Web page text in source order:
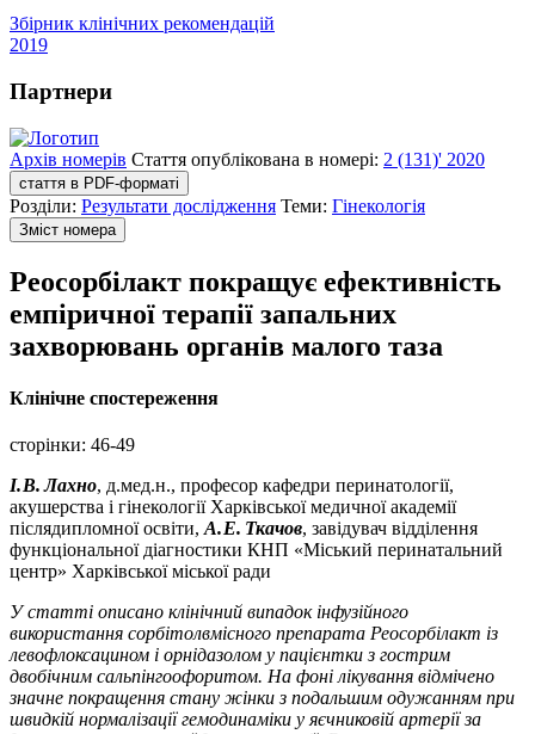
Збірник клінічних рекомендацій
2019
Партнери
Архів номерів Стаття опублікована в номері: 2 (131)' 2020
стаття в PDF-форматі
Розділи: Результати дослідження Теми: Гінекологія
Зміст номера
Реосорбілакт покращує ефективність
емпіричної терапії запальних
захворювань органів малого таза
Клінічне спостереження
сторінки: 46-49
І. В. Лахно, д.мед.н., професор кафедри перинатології,
акушерства і гінекології Харківської медичної академії
післядипломної освіти, А. Е. Ткачов, завідувач відділення
функціональної діагностики КНП «Міський перинатальний
центр» Харківської міської ради
У статті описано клінічний випадок інфузійного
використання сорбітолвмісного препарата Реосорбілакт із
левофлоксацином і орнідазолом у пацієнтки з гострим
двобічним сальпінгоофоритом. На фоні лікування відмічено
значне покращення стану жінки з подальшим одужанням при
швидкій нормалізаціїгемодинаміки у яєчниковій артерії за